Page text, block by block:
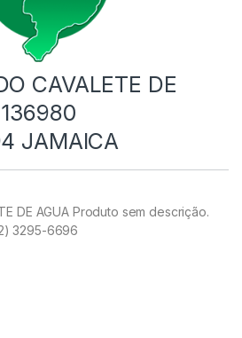
CAVALETE DE
JAMAICA
DE AGUA Produto sem descrição.
3295-6696